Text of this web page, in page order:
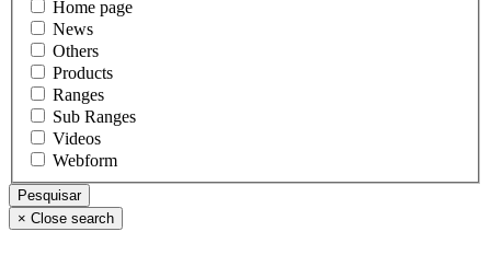
Home page
News
Others
Products
Ranges
Sub Ranges
Videos
Webform
× Close search